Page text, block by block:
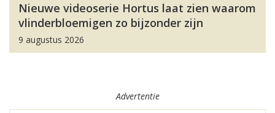
Nieuwe videoserie Hortus laat zien waarom
vlinderbloemigen zo bijzonder zijn
9 augustus 2026
Advertentie